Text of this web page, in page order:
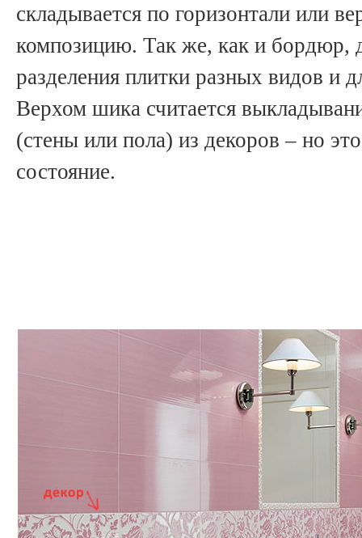
складывается по горизонтали или
композицию. Так же, как и бордюр,
разделения плитки разных видов и
Верхом шика считается
(стены или пола) из декоров – но
состояние.